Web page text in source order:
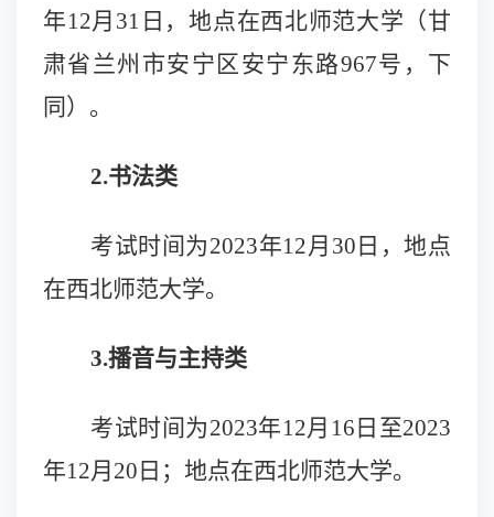
年12月31 日，地点在西北师范大学（甘
肃省兰州市安宁区安宁东路967号，下
同）。
2.书法类
考试时间为2023年12月30 日，地点
在西北师范大学。
3.播音与主持类
考试时间为2023年12月16日至2023
年12月20日；地点在西北师范大学。